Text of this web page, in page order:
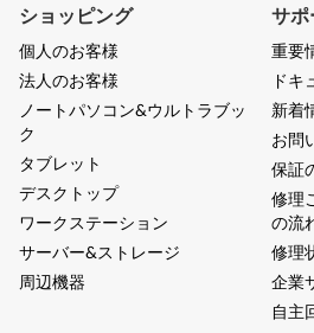
ショッピング
個人のお客様
法人のお客様
ノートパソコン&ウルトラブッ
ク
タブレット
デスクトップ
ワークステーション
サーバー&ストレージ
周辺機器
サポ
重要
ドキ
新着
お問
保証
修理
の流
修理
企業
自主